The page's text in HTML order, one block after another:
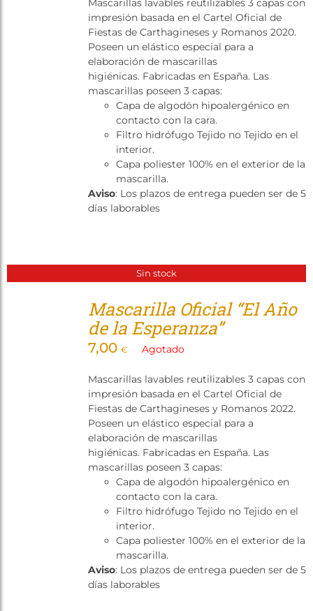
Tienda
Mascarillas lavables reutilizables 3 capas con
impresión basada en el Cartel Oficial de
Fiestas de Carthagineses y Romanos 2020.
Poseen un elástico especial para a
elaboración de mascarillas
higiénicas. Fabricadas en España. Las
mascarillas poseen 3 capas:
Capa de algodón hipoalergénico en
contacto con la cara.
Filtro hidrófugo Tejido no Tejido en el
interior.
Capa poliester 100% en el exterior de la
mascarilla.
Aviso: Los plazos de entrega pueden ser de 5
días laborables
Sin stock
Mascarilla Oficial “El Año
de la Esperanza”
7,00 € Agotado
Mascarillas lavables reutilizables 3 capas con
impresión basada en el Cartel Oficial de
Fiestas de Carthagineses y Romanos 2022.
Poseen un elástico especial para a
elaboración de mascarillas
higiénicas. Fabricadas en España. Las
mascarillas poseen 3 capas:
Capa de algodón hipoalergénico en
contacto con la cara.
Filtro hidrófugo Tejido no Tejido en el
interior.
Capa poliester 100% en el exterior de la
mascarilla.
Aviso: Los plazos de entrega pueden ser de 5
días laborables